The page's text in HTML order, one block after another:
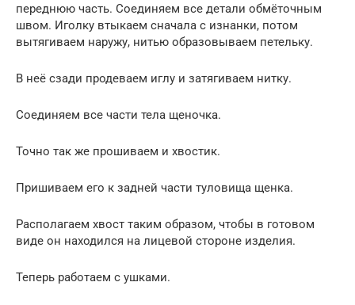
переднюю часть. Соединяем все детали обмёточным
швом. Иголку втыкаем сначала с изнанки, потом
вытягиваем наружу, нитью образовываем петельку.
В неё сзади продеваем иглу и затягиваем нитку.
Соединяем все части тела щеночка.
Точно так же прошиваем и хвостик.
Пришиваем его к задней части туловища щенка.
Располагаем хвост таким образом, чтобы в готовом
виде он находился на лицевой стороне изделия.
Теперь работаем с ушками.